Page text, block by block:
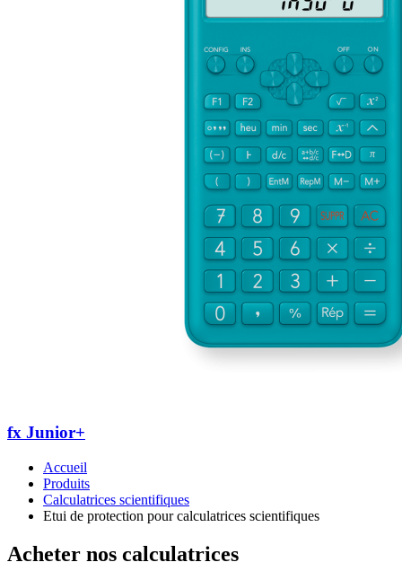
fx Junior+
Accueil
Produits
Calculatrices scientifiques
Etui de protection pour calculatrices scientifiques
Acheter nos calculatrices